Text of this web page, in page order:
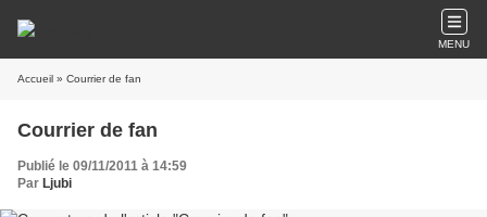
MENU
Accueil » Courrier de fan
Courrier de fan
Publié le 09/11/2011 à 14:59
Par Ljubi